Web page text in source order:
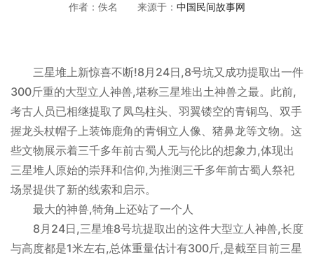
作者：佚名 来源于： 中国民间故事网
三星堆上新惊喜不断!8月24日,8号坑又成功提取出一件
300斤重的大型立人神兽,堪称三星堆出土神兽之最。此前,
考古人员已相继提取了凤鸟柱头、羽翼镂空的青铜鸟、双手
握龙头杖帽子上装饰鹿角的青铜立人像、猪鼻龙等文物。这
些文物展示着三千多年前古蜀人无与伦比的想象力,体现出
三星堆人原始的崇拜和信仰,为推测三千多年前古蜀人祭祀
场景提供了新的线索和启示。
最大的神兽,犄角上还站了一个人
8月24日,三星堆8号坑提取出的这件大型立人神兽,长度
与高度都是1米左右,总体重量估计有300斤,是截至目前三星